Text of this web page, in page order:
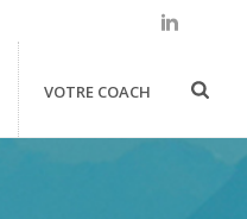
VOTRE COACH